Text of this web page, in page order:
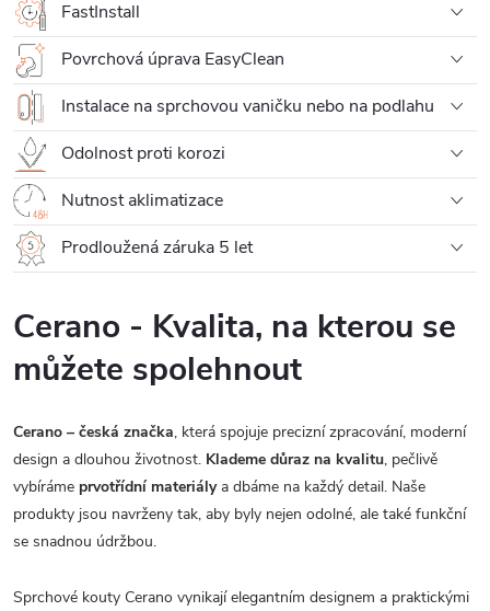
FastInstall
Povrchová úprava EasyClean
Instalace na sprchovou vaničku nebo na podlahu
Odolnost proti korozi
Nutnost aklimatizace
Prodloužená záruka 5 let
Cerano - Kvalita, na kterou se
můžete spolehnout
Cerano – česká značka, která spojuje precizní zpracování, moderní
design a dlouhou životnost. Klademe důraz na kvalitu, pečlivě
vybíráme prvotřídní materiálya dbáme na každý detail. Naše
produkty jsou navrženy tak, aby byly nejen odolné, ale také funkční
se snadnou údržbou.
Sprchové kouty Cerano vynikají elegantním designem a praktickými